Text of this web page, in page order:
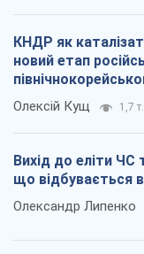
КНДР як
новий етап
Олексій Кущ 1,7 т.
Вихід до еліти
що відбувається
Олександр Липенко